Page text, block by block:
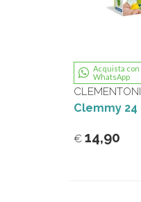
Acquista con
WhatsApp
CLEMENTONI
€ 14,90